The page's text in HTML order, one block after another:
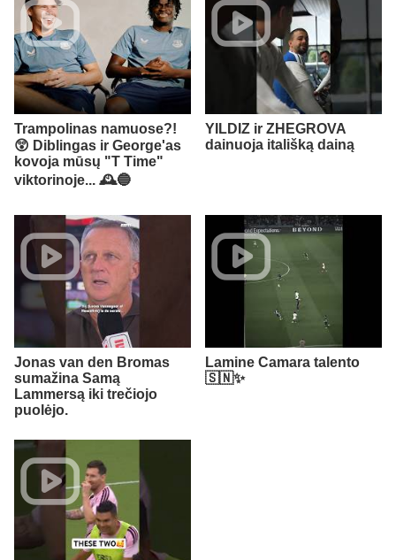
Trampolinas namuose?!
😲 Diblingas ir George'as
kovoja mūsų "T Time"
viktorinoje... 🕰️🔵
YILDIZ ir ZHEGROVA
dainuoja itališką dainą
Jonas van den Bromas
sumažina Samą
Lammersą iki trečiojo
puolėjo.
Lamine Camara talento
🇸🇳✨